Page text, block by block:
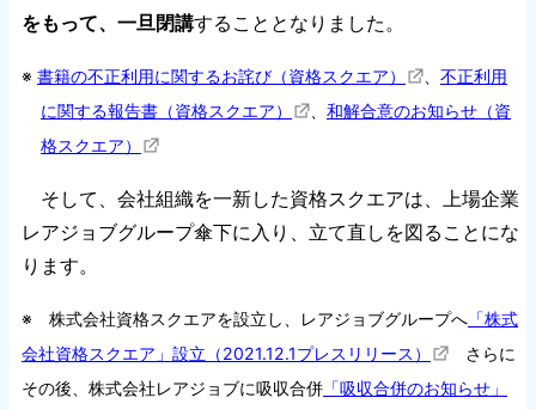
をもって、一旦閉講することとなりました。
※ 書籍の不正利用に関するお詫び（資格スクエア）
不正利用
に関する報告書（資格スクエア）
和解合意のお知らせ（資
格スクエア）
そして、会社組織を一新した資格スクエアは、上場企業
レアジョブグループ傘下に入り、立て直しを図ることにな
ります。
※ 株式会社資格スクエアを設立し、レアジョブグループへ 「株式
会社資格スクエア」設立（2021.12.1プレスリリース）
さらに
その後、株式会社レアジョブに吸収合併 「吸収合併のお知らせ」